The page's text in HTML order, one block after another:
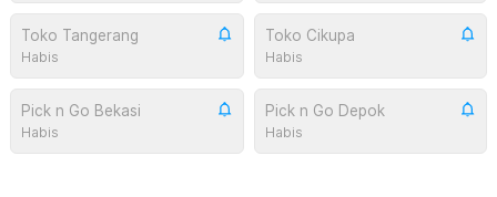
Toko Tangerang
Habis
Toko Cikupa
Habis
Pick n Go Bekasi
Habis
Pick n Go Depok
Habis